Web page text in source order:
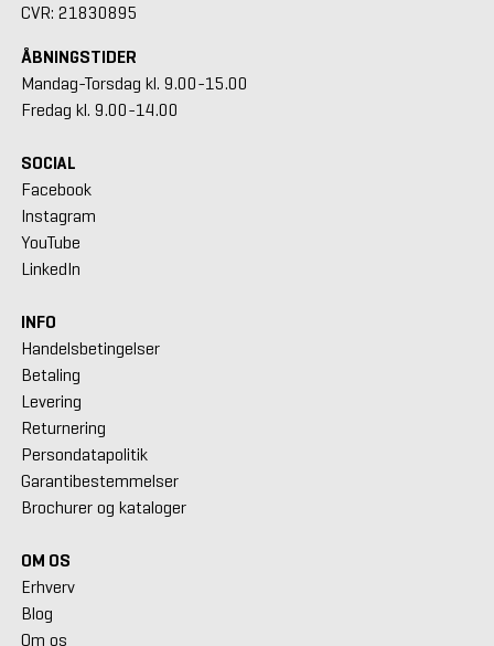
CVR: 21830895
ÅBNINGSTIDER
Mandag-Torsdag kl. 9.00-15.00
Fredag kl. 9.00-14.00
SOCIAL
Facebook
Instagram
YouTube
LinkedIn
INFO
Handelsbetingelser
Betaling
Levering
Returnering
Persondatapolitik
Garantibestemmelser
Brochurer og kataloger
OM OS
Erhverv
Blog
Om os